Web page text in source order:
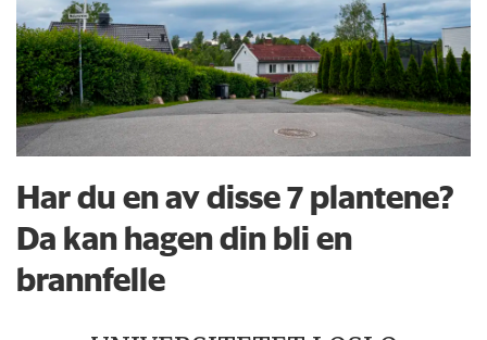
Har du en av disse 7 plantene?
Da kan hagen din bli en
brannfelle